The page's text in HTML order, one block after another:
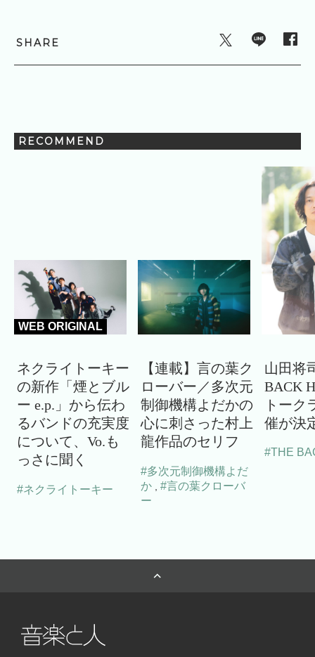
SHARE
RECOMMEND
WEB ORIGINAL
ネクライトーキー
の新作「煙とブル
ー e.p.」から伝わ
るバンドの充実度
について、Vo.も
っさに聞く
#ネクライトーキー
【連載】言の葉ク
ローバー／多次元
制御機構よだかの
心に刺さった村上
龍作品のセリフ
#多次元制御機構よだ
か , #言の葉クローバ
ー
山田将
BACK
トーク
催が決
#THE